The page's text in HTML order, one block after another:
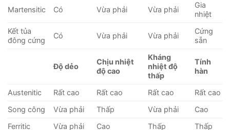
Martensitic Có Vừa phải Vừa phải
Gia
nhiệt
Kết tủa
đông cứng
Có Vừa phải Vừa phải
Cứng
sẵn
Độ dẻo
Chịu nhiệt
độ cao
Kháng
nhiệt độ
thấp
Tính
hàn
Austenitic Rất cao Rất cao Rất cao
Rất cao
Song công
Vừa phải Thấp Vừa phải
Cao
Ferritic
Vừa phải Cao Thấp
Thấp